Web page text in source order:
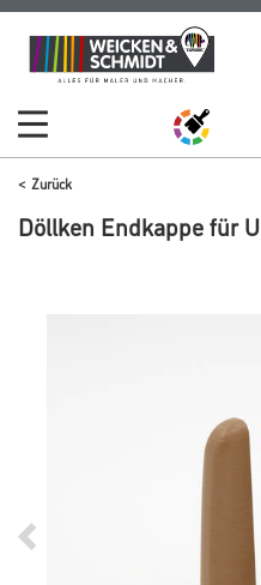
Zum
Inhalt
Zum
Navigationsmenü
Zurück
Döllken Endkappe für